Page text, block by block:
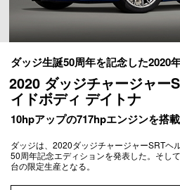
ダッジ生誕50周年を記念した2020
2020 ダッジチャージャー
イドボディ デイトナ
10hpアップの717hpエンジンを搭載
ダッジは、2020ダッジチャージャーSRTヘ
50周年記念エディションを発表した。そし
台の限定生産となる。